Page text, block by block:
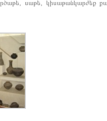
սաթե, կիսաթանկարժեք